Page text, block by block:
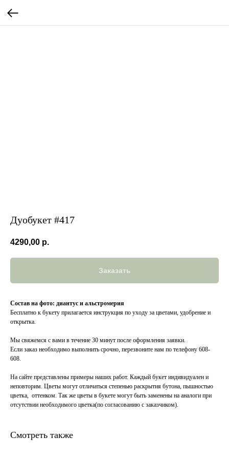
Дуобукет #417
4290,00 р.
Заказать
Состав на фото: диантус и альстромерия
Бесплатно к букету прилагается инструкция по уходу за цветами, удобрение и
открытка.
Мы свяжемся с вами в течение 30 минут после оформления заявки.
Если заказ необходимо выполнить срочно, перезвоните нам по телефону 608-
608.
На сайте представлены примеры наших работ. Каждый букет индивидуален и
неповторим. Цветы могут отличаться степенью раскрытия бутона, пышностью
цветка, оттенком. Так же цветы в букете могут быть заменены на аналоги при
отсутствии необходимого цветка(по согласованию с заказчиком).
Смотреть также